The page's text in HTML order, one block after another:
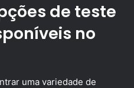
de teste
no
uma variedade de